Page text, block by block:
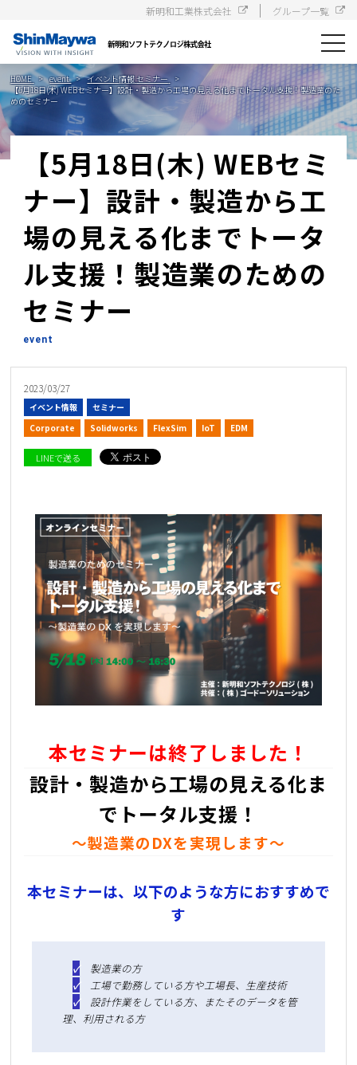
toggle
新明和工業株式会社 グループ一覧
HOME event イベント情報セミナー
【5月18日(木) WEBセミナー】設計・製造から工場の見える化までトータル支援！製造業のた
めのセミナー
【5月18日(木) WEBセミ
ナー】設計・製造から工
場の見える化までトータ
ル支援！製造業のための
セミナー
event
2023/03/27
イベント情報
セミナー
Corporate
Solidworks FlexSim IoT EDM
LINEで送る
本セミナーは終了しました！
設計・製造から工場の見える化ま
でトータル支援！
～製造業のDXを実現します～
本セミナーは、以下のような方におすすめで
す
✓
製造業の方
✓工場で勤務している方や工場長、生産技術
✓設計作業をしている方、またそのデータを管
理、利用される方